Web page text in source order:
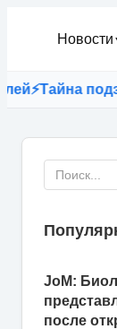
Новости
JoM:
после